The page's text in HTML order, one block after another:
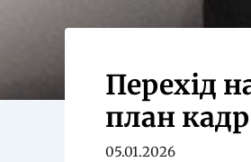
Перехід
план
05.01.2026